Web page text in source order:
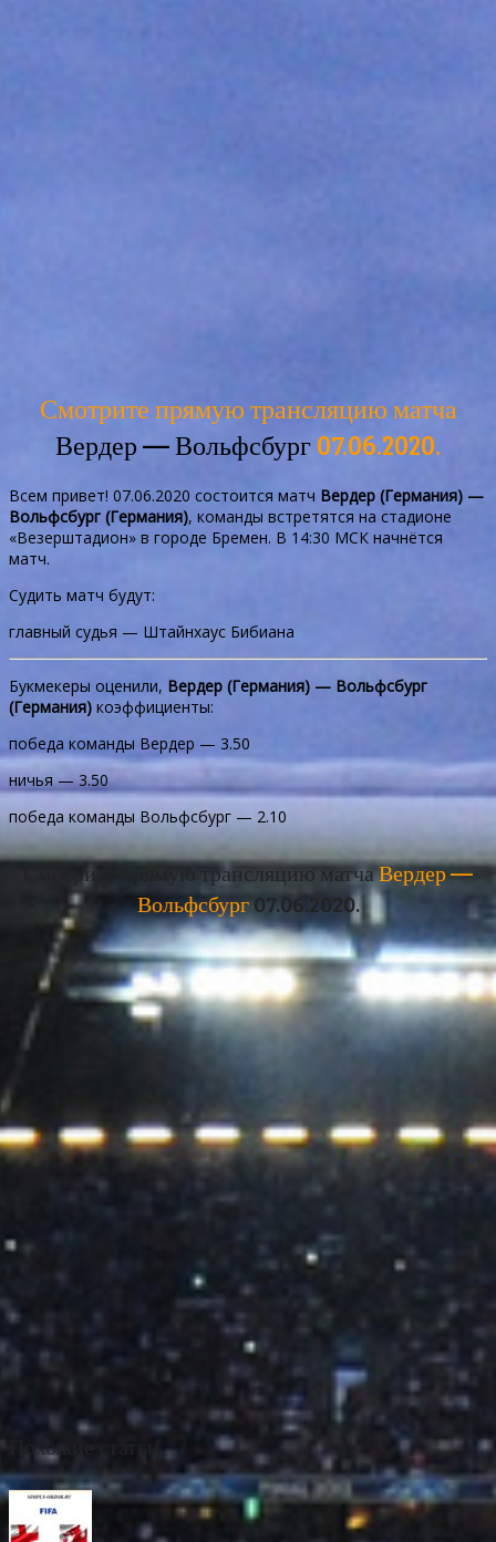
Смотрите прямую трансляцию матча
Вердер — Вольфсбург07.06.2020.
Всем привет! 07.06.2020 состоится матч Вердер (Германия) —
Вольфсбург (Германия), команды встретятся на стадионе
«Везерштадион» в городе Бремен. В 14:30 МСК начнётся
матч.
Судить матч будут:
главный судья — Штайнхаус Бибиана
Букмекеры оценили, Вердер (Германия) — Вольфсбург
(Германия) коэффициенты:
победа команды Вердер — 3.50
ничья — 3.50
победа команды Вольфсбург — 2.10
Смотрите прямую трансляцию матчаВердер —
Вольфсбург07.06.2020.
Похожие статьи